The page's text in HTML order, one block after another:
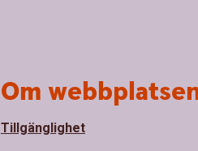
Om
Tillgänglighet